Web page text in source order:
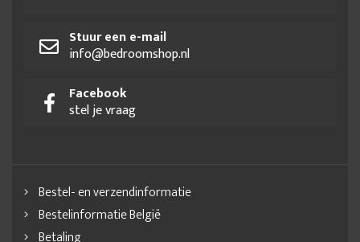
Stuur een e-mail
info@bedroomshop.nl
Facebook
stel je vraag
Bestel- en verzendinformatie
Bestelinformatie België